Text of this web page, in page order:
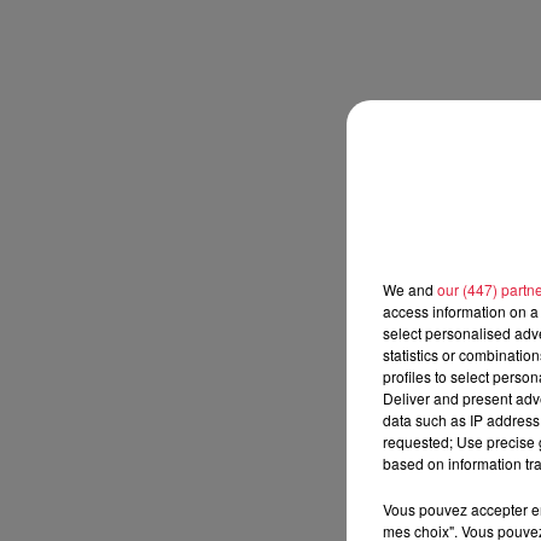
We and our (447)
access information on
select personalised
statistics or
profiles to select
Deliver and present
data such as IP
requested; Use precise
based on information
Vous pouvez accepter
mes choix". Vous